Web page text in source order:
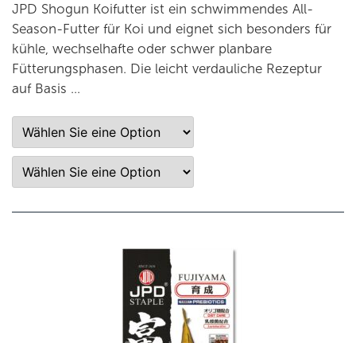
JPD Shogun Koifutter ist ein schwimmendes All-
Season-Futter für Koi und eignet sich besonders für
kühle, wechselhafte oder schwer planbare
Fütterungsphasen. Die leicht verdauliche Rezeptur
auf Basis …